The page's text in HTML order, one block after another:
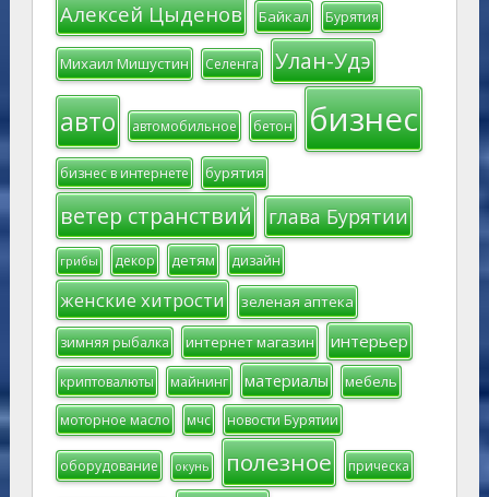
Алексей Цыденов Байкал Бурятия
Михаил Мишустин Селенга Улан-Удэ
авто автомобильное бетон бизнес
бизнес в интернете бурятия
ветер странствий глава Бурятии
грибы декор детям дизайн
женские хитрости зеленая аптека
зимняя рыбалка интернет магазин интерьер
криптовалюты майнинг материалы мебель
моторное масло мчс новости Бурятии
оборудование окунь полезное прическа